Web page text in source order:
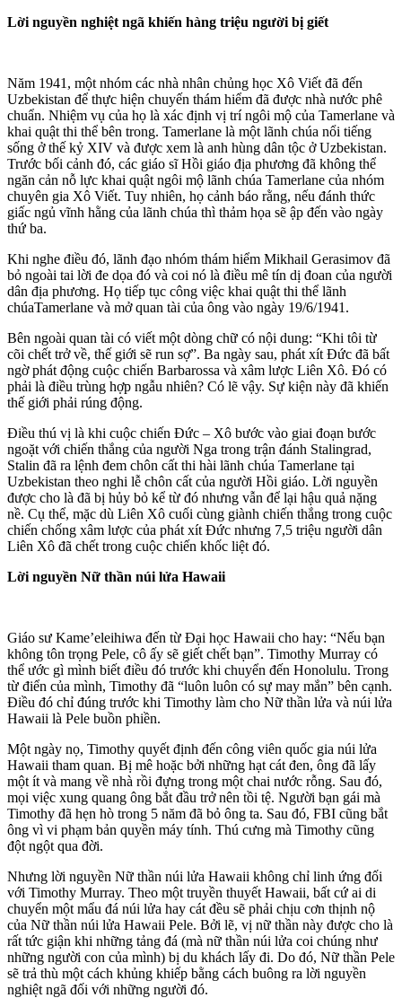
Lời nguyền nghiệt ngã khiến hàng triệu người bị giết
Năm 1941, một nhóm các nhà nhân chủng học Xô Viết đã đến
Uzbekistan để thực hiện chuyến thám hiểm đã được nhà nước phê
chuẩn. Nhiệm vụ của họ là xác định vị trí ngôi mộ của Tamerlane và
khai quật thi thể bên trong. Tamerlane là một lãnh chúa nổi tiếng
sống ở thế kỷ XIV và được xem là anh hùng dân tộc ở Uzbekistan.
Trước bối cảnh đó, các giáo sĩ Hồi giáo địa phương đã không thể
ngăn cản nỗ lực khai quật ngôi mộ lãnh chúa Tamerlane của nhóm
chuyên gia Xô Viết. Tuy nhiên, họ cảnh báo rằng, nếu đánh thức
giấc ngủ vĩnh hằng của lãnh chúa thì thảm họa sẽ ập đến vào ngày
thứ ba.
Khi nghe điều đó, lãnh đạo nhóm thám hiểm Mikhail Gerasimov đã
bỏ ngoài tai lời đe dọa đó và coi nó là điều mê tín dị đoan của người
dân địa phương. Họ tiếp tục công việc khai quật thi thể lãnh
chúaTamerlane và mở quan tài của ông vào ngày 19/6/1941.
Bên ngoài quan tài có viết một dòng chữ có nội dung: “Khi tôi từ
cõi chết trở về, thế giới sẽ run sợ”. Ba ngày sau, phát xít Đức đã bất
ngờ phát động cuộc chiến Barbarossa và xâm lược Liên Xô. Đó có
phải là điều trùng hợp ngẫu nhiên? Có lẽ vậy. Sự kiện này đã khiến
thế giới phải rúng động.
Điều thú vị là khi cuộc chiến Đức – Xô bước vào giai đoạn bước
ngoặt với chiến thắng của người Nga trong trận đánh Stalingrad,
Stalin đã ra lệnh đem chôn cất thi hài lãnh chúa Tamerlane tại
Uzbekistan theo nghi lễ chôn cất của người Hồi giáo. Lời nguyền
được cho là đã bị hủy bỏ kể từ đó nhưng vẫn để lại hậu quả nặng
nề. Cụ thể, mặc dù Liên Xô cuối cùng giành chiến thắng trong cuộc
chiến chống xâm lược của phát xít Đức nhưng 7,5 triệu người dân
Liên Xô đã chết trong cuộc chiến khốc liệt đó.
Lời nguyền Nữ thần núi lửa Hawaii
Giáo sư Kame’eleihiwa đến từ Đại học Hawaii cho hay: “Nếu bạn
không tôn trọng Pele, cô ấy sẽ giết chết bạn”. Timothy Murray có
thể ước gì mình biết điều đó trước khi chuyển đến Honolulu. Trong
từ điển của mình, Timothy đã “luôn luôn có sự may mắn” bên cạnh.
Điều đó chỉ đúng trước khi Timothy làm cho Nữ thần lửa và núi lửa
Hawaii là Pele buồn phiền.
Một ngày nọ, Timothy quyết định đến công viên quốc gia núi lửa
Hawaii tham quan. Bị mê hoặc bởi những hạt cát đen, ông đã lấy
một ít và mang về nhà rồi đựng trong một chai nước rỗng. Sau đó,
mọi việc xung quang ông bắt đầu trở nên tồi tệ. Người bạn gái mà
Timothy đã hẹn hò trong 5 năm đã bỏ ông ta. Sau đó, FBI cũng bắt
ông vì vi phạm bản quyền máy tính. Thú cưng mà Timothy cũng
đột ngột qua đời.
Nhưng lời nguyền Nữ thần núi lửa Hawaii không chỉ linh ứng đối
với Timothy Murray. Theo một truyền thuyết Hawaii, bất cứ ai di
chuyển một mẩu đá núi lửa hay cát đều sẽ phải chịu cơn thịnh nộ
của Nữ thần núi lửa Hawaii Pele. Bởi lẽ, vị nữ thần này được cho là
rất tức giận khi những tảng đá (mà nữ thần núi lửa coi chúng như
những người con của mình) bị du khách lấy đi. Do đó, Nữ thần Pele
sẽ trả thù một cách khủng khiếp bằng cách buông ra lời nguyền
nghiệt ngã đối với những người đó.